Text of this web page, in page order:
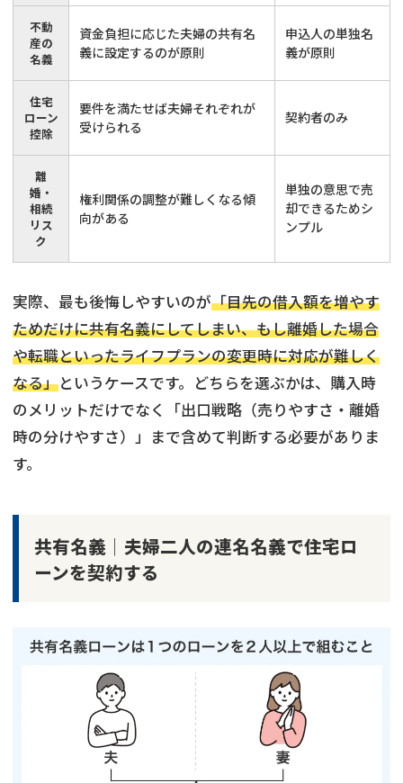
不動
産の
名義
資金負担に応じた夫婦の共有名
義に設定するのが原則
申込人の単独名
義が原則
住宅
ローン
控除
要件を満たせば夫婦それぞれが
受けられる
契約者のみ
離
婚・
相続
リス
ク
権利関係の調整が難しくなる傾
向がある
単独の意思で売
却できるためシ
ンプル
実際、最も後悔しやすいのが「目先の借入額を増やす
ためだけに共有名義にしてしまい、もし離婚した場合
や転職といったライフプランの変更時に対応が難しく
なる」というケースです。どちらを選ぶかは、購入時
のメリットだけでなく「出口戦略（売りやすさ・離婚
時の分けやすさ）」まで含めて判断する必要がありま
す。
共有名義│夫婦二人の連名名義で住宅ロ
ーンを契約する